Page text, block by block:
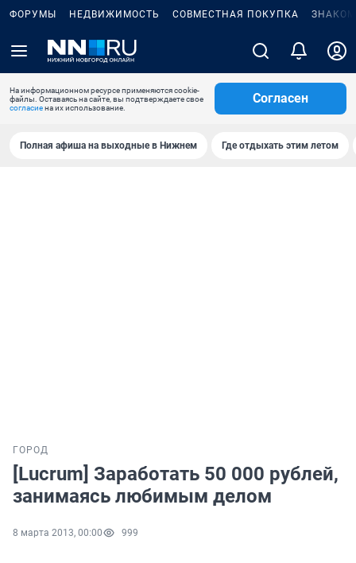
ФОРУМЫ НЕДВИЖИМОСТЬ СОВМЕСТНАЯ ПОКУПКА
На информационном ресурсе применяются cookie-
файлы. Оставаясь на сайте, вы подтверждаете свое
согласиена их использование.
Согласен
Полная афиша на выходные в Нижнем Где отдыхать этим летом
ГОРОД
[Lucrum] Заработать 50 000 рублей,
занимаясь любимым делом
8 марта 2013, 00:00 999